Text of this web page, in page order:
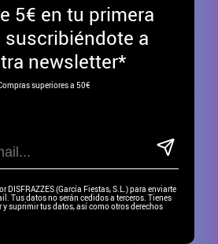
5€ en tu primera
suscribiéndote a
newsletter*
superiores a 50€
DISFRAZZES (García Fiestas, S.L.) para enviarte
Tus datos no serán cedidos a terceros. Tienes
y suprimir tus datos, así como otros derechos